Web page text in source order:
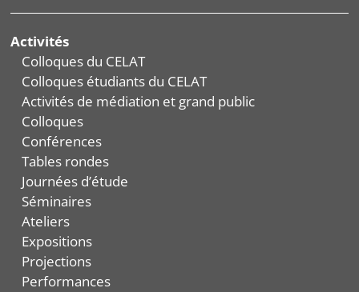
Activités
Colloques du CELAT
Colloques étudiants du CELAT
Activités de médiation et grand public
Colloques
Conférences
Tables rondes
Journées d’étude
Séminaires
Ateliers
Expositions
Projections
Performances